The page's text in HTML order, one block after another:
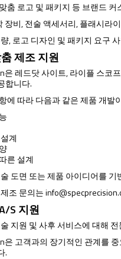
춤 로고 및 패키지 등 브랜드
장비, 전술 액세서리, 플래시
, 로고 디자인 및 패키지 요구
제조 지원
은 레드닷 사이트, 라이플 스코
합니다.
에 따라 다음과 같은 제품 개발
계
른 설계
도면 또는 제품 아이디어를
제조 문의는
S 지원
지원 및 사후 서비스에 대해
은 고객과의 장기적인 관계를
.